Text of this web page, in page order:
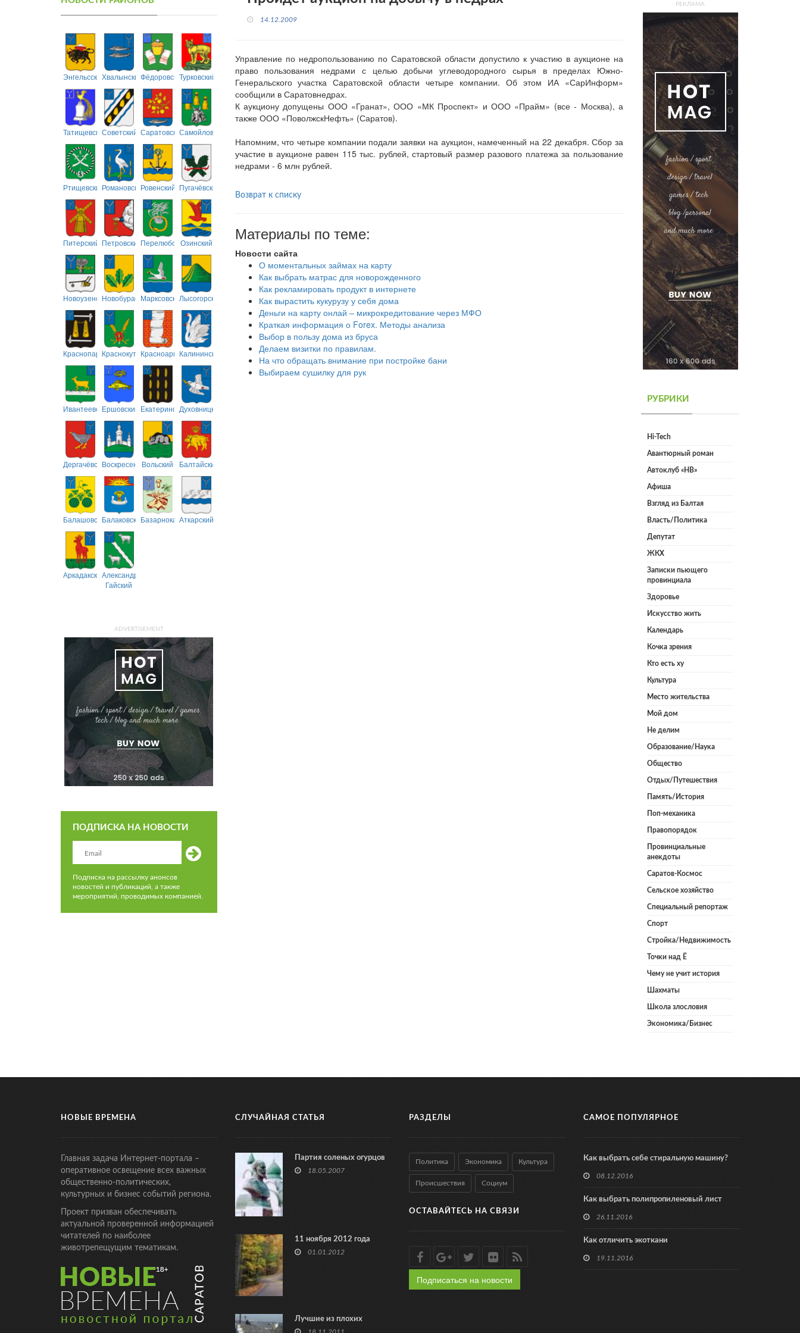
ЭнгельсскийХвалынскийФёдоровскийТурковский
ТатищевскийСоветский СаратовскийСамойловский
РтищевскийРомановскийРовенский Пугачёвский
Питерский ПетровскийПерелюбскийОзинский
НовоузенскийНовобурасскийМарксовскийЛысогорский
Краснопартизанский
КраснокутскийКрасноармейский
Калининский
ИвантеевскийЕршовский ЕкатериновскийДуховницкий
ДергачёвскийВоскресенскийВольский Балтайский
БалашовскийБалаковскийБазарнокарабулакский
Аткарский
АркадакскийАлександрово-
Гайский
ADVERTISEMENT
ПОДПИСКА НА НОВОСТИ
Подписка на рассылку анонсов
новостей и публикаций, а также
мероприятий, проводимых компанией.
14.12.2009
Управление по недропользованию по Саратовской области допустило к участию в аукционе на
право пользования недрами с целью добычи углеводородного сырья в пределах Южно-
Генеральского участка Саратовской области четыре компании. Об этом ИА «СарИнформ»
сообщили в Саратовнедрах.
К аукциону допущены ООО «Гранат», ООО «МК Проспект» и ООО «Прайм» (все - Москва), а
также ООО «ПоволжскНефть» (Саратов).
Напомним, что четыре компании подали заявки на аукцион, намеченный на 22 декабря. Сбор за
участие в аукционе равен 115 тыс. рублей, стартовый размер разового платежа за пользование
недрами - 6 млн рублей.
Возврат к списку
Материалы по теме:
Новости сайта
О моментальных займах на карту
Как выбрать матрас для новорожденного
Как рекламировать продукт в интернете
Как вырастить кукурузу у себя дома
Деньги на карту онлай – микрокредитование через МФО
Краткая информация о Forex. Методы анализа
Выбор в пользу дома из бруса
Делаем визитки по правилам.
На что обращать внимание при постройке бани
Выбираем сушилку для рук
РЕКЛАМА
РУБРИКИ
Hi-Tech
Авантюрный роман
Автоклуб «НВ»
Афиша
Взгляд из Балтая
Власть/Политика
Депутат
ЖКХ
Записки пьющего
провинциала
Здоровье
Искусство жить
Календарь
Кочка зрения
Кто есть ху
Культура
Место жительства
Мой дом
Не делим
Образование/Наука
Общество
Отдых/Путешествия
Память/История
Поп-механика
Правопорядок
Провинциальные
анекдоты
Саратов-Космос
Сельское хозяйство
Специальный репортаж
Спорт
Стройка/Недвижимость
Точки над Ё
Чему не учит история
Шахматы
Школа злословия
Экономика/Бизнес
НОВЫЕ ВРЕМЕНА
Главная задача Интернет-портала –
оперативное освещение всех важных
общественно-политических,
культурных и бизнес событий региона.
Проект призван обеспечивать
актуальной проверенной информацией
читателей по наиболее
животрепещущим тематикам.
СЛУЧАЙНАЯ СТАТЬЯ
Партия соленых огурцов
18.05.2007
11 ноября 2012 года
01.01.2012
Лучшие из плохих
РАЗДЕЛЫ
Политика Экономика Культура
Происшествия Социум
ОСТАВАЙТЕСЬ НА СВЯЗИ
Подписаться на новости
САМОЕ ПОПУЛЯРНОЕ
Как выбрать себе стиральную машину?
08.12.2016
Как выбрать полипропиленовый лист
26.11.2016
Как отличить экоткани
19.11.2016